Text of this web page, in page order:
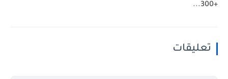
+300...
تعليقات